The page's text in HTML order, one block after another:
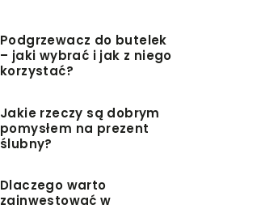
Podgrzewacz do butelek
– jaki wybrać i jak z niego
korzystać?
Jakie rzeczy są dobrym
pomysłem na prezent
ślubny?
Dlaczego warto
zainwestować w